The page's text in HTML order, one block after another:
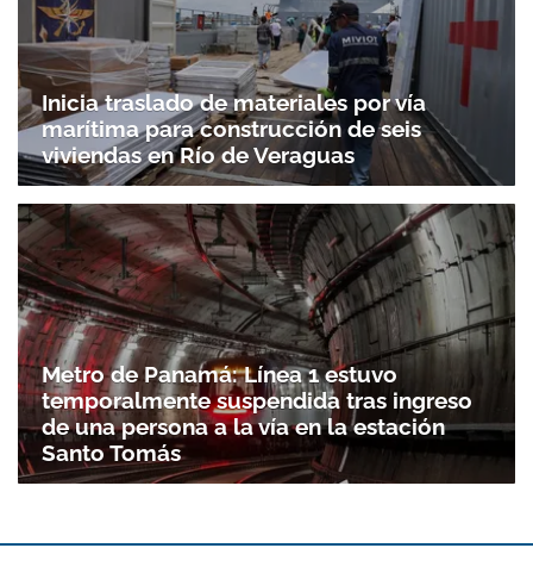
Inicia traslado de materiales por vía
marítima para construcción de seis
viviendas en Río de Veraguas
Metro de Panamá: Línea 1 estuvo
temporalmente suspendida tras ingreso
de una persona a la vía en la estación
Santo Tomás